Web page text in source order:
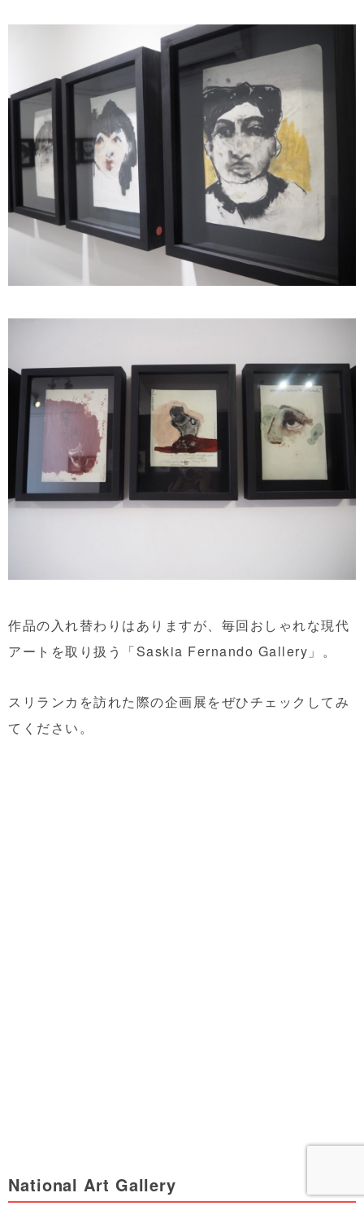
作品の入れ替わりはありますが、毎回おしゃれな現代
アートを取り扱う「Saskia Fernando Gallery」。
スリランカを訪れた際の企画展をぜひチェックしてみ
てください。
National Art Gallery